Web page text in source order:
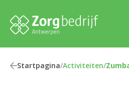
Startpagina/Activiteiten/